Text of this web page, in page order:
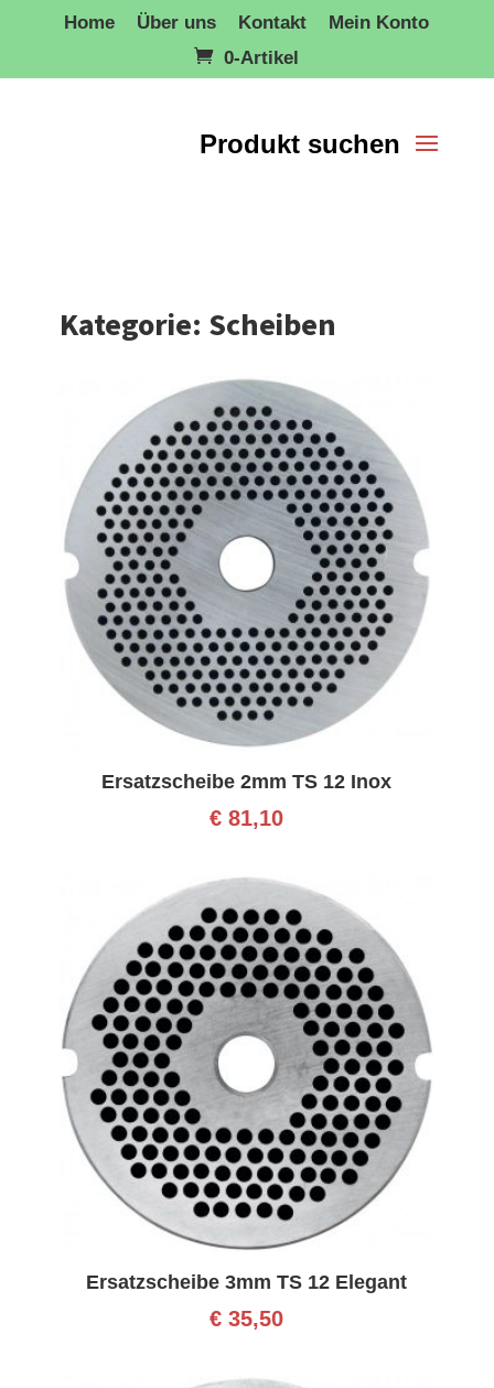
Home Über uns Kontakt
Mein Konto
0-Artikel
Kategorie: Scheiben
Ersatzscheibe 2mm TS 12 Inox
€ 81,10
Ersatzscheibe 3mm TS 12 Elegant
€ 35,50